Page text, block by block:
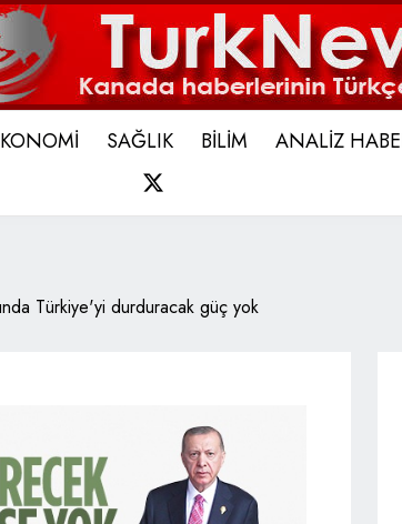
SAĞLIK BİLİM ANALİZ
Türkiye'yi durduracak güç yok